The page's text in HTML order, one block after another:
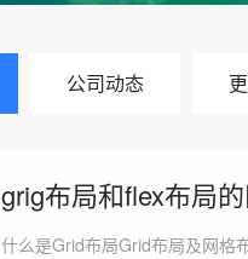
公司动态
grig布局和flex布局
什么是Grid布局Grid布局及网格